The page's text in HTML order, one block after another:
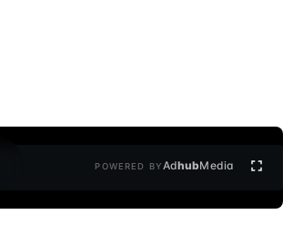
POWERED BYAdhubMedia